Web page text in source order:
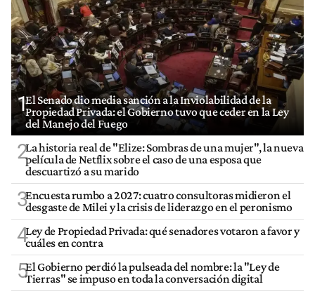
1El Senado dio media sanción a la Inviolabilidad de la
Propiedad Privada: el Gobierno tuvo que ceder en la Ley
del Manejo del Fuego
2La historia real de "Elize: Sombras de una mujer", la nueva
película de Netflix sobre el caso de una esposa que
descuartizó a su marido
3Encuesta rumbo a 2027: cuatro consultoras midieron el
desgaste de Milei y la crisis de liderazgo en el peronismo
4Ley de Propiedad Privada: qué senadores votaron a favor y
cuáles en contra
5El Gobierno perdió la pulseada del nombre: la "Ley de
Tierras" se impuso en toda la conversación digital